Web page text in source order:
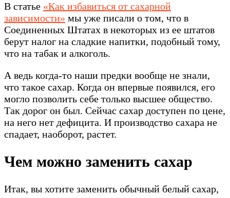
В статье «Как избавиться от сахарной
зависимости» мы уже писали о том, что в
Соединенных Штатах в некоторых из ее штатов
берут налог на сладкие напитки, подобный тому,
что на табак и алкоголь.
А ведь когда-то наши предки вообще не знали,
что такое сахар. Когда он впервые появился, его
могло позволить себе только высшее общество.
Так дорог он был. Сейчас сахар доступен по цене,
на него нет дефицита. И производство сахара не
спадает, наоборот, растет.
Чем можно заменить сахар
Итак, вы хотите заменить обычный белый сахар,